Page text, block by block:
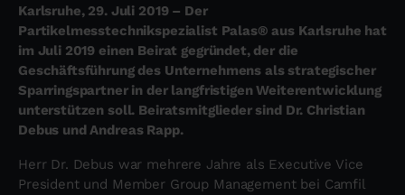
Karlsruhe, 29. Juli 2019 – Der
Partikelmesstechnikspezialist Palas® aus Karlsruhe hat
im Juli 2019 einen Beirat gegründet, der die
Geschäftsführung des Unternehmens als strategischer
Sparringspartner in der langfristigen Weiterentwicklung
unterstützen soll. Beiratsmitglieder sind Dr. Christian
Debus und Andreas Rapp.
Herr Dr. Debus war mehrere Jahre als Executive Vice
President und Member Group Management bei Camfil